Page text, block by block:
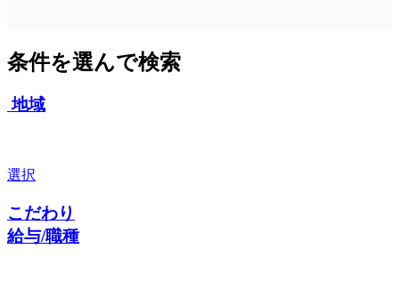
条件を選んで検索
地域
選択
こだわり
給与/職種